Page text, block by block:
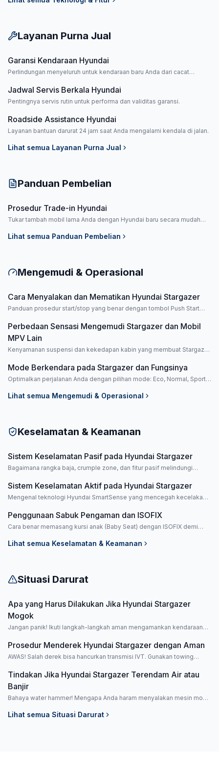
Layanan Purna Jual
Garansi Kendaraan Hyundai
Perlindungan menyeluruh untuk kendaraan baru Anda dari cacat
Jadwal Servis Berkala Hyundai
Pentingnya servis rutin untuk performa dan validitas garansi.
Roadside Assistance Hyundai
Layanan bantuan darurat 24 jam saat Anda mengalami kendala di jalan.
Lihat semua Layanan Purna Jual
Panduan Pembelian
Prosedur Trade-in Hyundai
Tukar tambah mobil lama Anda dengan Hyundai baru secara mudah
Lihat semua Panduan Pembelian
Mengemudi & Operasional
Cara Menyalakan dan Mematikan Hyundai Stargazer
Panduan prosedur start/stop yang benar dengan tombol Push Start
Perbedaan Sensasi Mengemudi Stargazer dan Mobil
MPV Lain
Kenyamanan suspensi dan kekedapan kabin yang membuat Stargazer
Mode Berkendara pada Stargazer dan Fungsinya
Optimalkan perjalanan Anda dengan pilihan mode: Eco, Normal, Sport,
Lihat semua Mengemudi & Operasional
Keselamatan & Keamanan
Sistem Keselamatan Pasif pada Hyundai Stargazer
Bagaimana rangka baja, crumple zone, dan fitur pasif melindungi
Sistem Keselamatan Aktif pada Hyundai Stargazer
Mengenal teknologi Hyundai SmartSense yang mencegah kecelakaan
Penggunaan Sabuk Pengaman dan ISOFIX
Cara benar memasang kursi anak (Baby Seat) dengan ISOFIX demi
Lihat semua Keselamatan & Keamanan
Situasi Darurat
Apa yang Harus Dilakukan Jika Hyundai Stargazer
Mogok
Jangan panik! Ikuti langkah-langkah aman mengamankan kendaraan
Prosedur Menderek Hyundai Stargazer dengan Aman
AWAS! Salah derek bisa hancurkan transmisi IVT. Gunakan towing
Tindakan Jika Hyundai Stargazer Terendam Air atau
Banjir
Bahaya water hammer! Mengapa Anda haram menyalakan mesin mobil
Lihat semua Situasi Darurat